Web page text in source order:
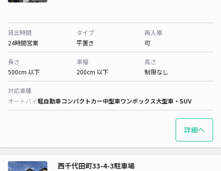
貸出時間
24時間営業
タイプ
平置き
再入庫
可
長さ
500cm 以下
車幅
200cm 以下
高さ
制限なし
対応車種
オートバイ軽自動車コンパクトカー中型車ワンボックス大型車・SUV
詳細へ
西千代田町33-4-3駐車場